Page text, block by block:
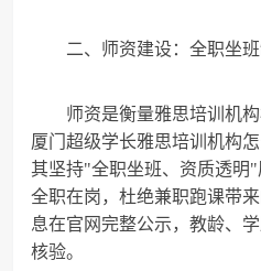
二、师资建设：全职坐
师资是衡量雅思培训机
厦门超级学长雅思培训机构
其坚持"全职坐班、资质透明
全职在岗，杜绝兼职跑课带
息在官网完整公示，教龄、
核验。